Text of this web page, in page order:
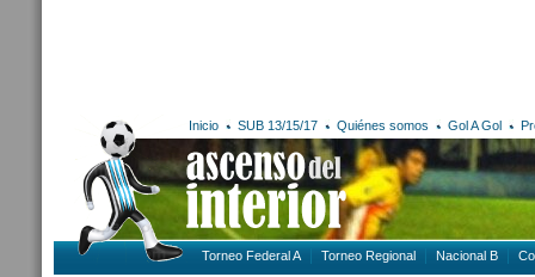
Inicio SUB 13/15/17 Quiénes somos Gol A Gol
Torneo Federal A Torneo Regional Nacional B